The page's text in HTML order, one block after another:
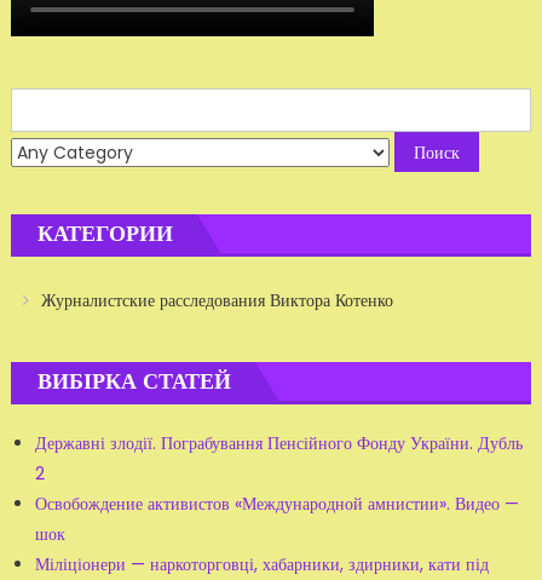
for:
КАТЕГОРИИ
Журналистские расследования Виктора Котенко
ВИБІРКА СТАТЕЙ
Державні злодії. Пограбування Пенсійного Фонду України. Дубль
2
Освобождение активистов «Международной амнистии». Видео —
шок
Міліціонери — наркоторговці, хабарники, здирники, кати під